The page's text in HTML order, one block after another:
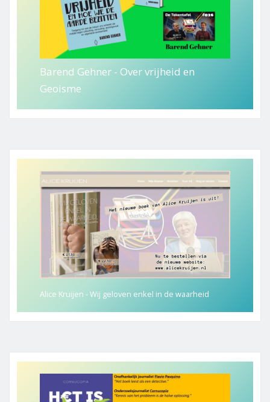
Barend Gehner - Over vrijheid en
Geoisme
Alice Kruijen - Wij geloven enkel in de waarheid